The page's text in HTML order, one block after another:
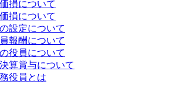
損について
損について
設定について
報酬について
役員について
算賞与について
役員とは